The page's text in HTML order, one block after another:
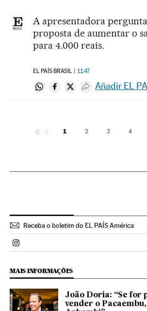
A apresentadora
proposta de aumentar o
para 4.000 reais.
EL PAÍS BRASIL 11:47
Compartir en Whatsapp
Compartir en Facebook
Compartir en Twitter
Desplegar Redes
Añadir EL
1 2 3 4
Receba o boletim do EL PAÍS América
Politica El País Brasil en Instagram
MAIS INFORMAÇÕES
João Doria: “Se for
vender o